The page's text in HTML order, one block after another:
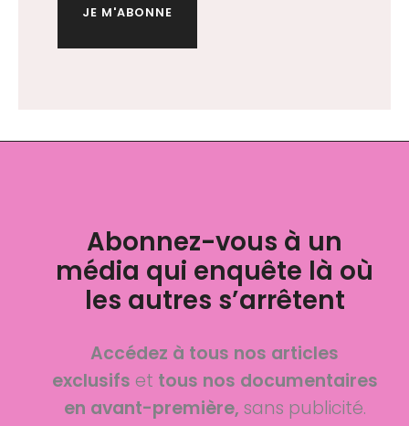
JE M'ABONNE
Abonnez-vous à un
média qui enquête là où
les autres s’arrêtent
Accédez à tous nos articles
exclusifs et tous nos documentaires
en avant-première, sans publicité.